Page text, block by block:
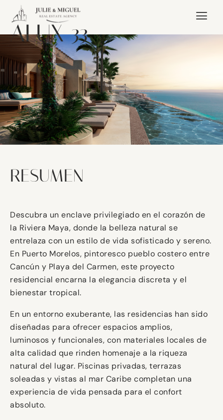
ALUX 33
RESUMEN
Descubra un enclave privilegiado en el corazón de
la Riviera Maya, donde la belleza natural se
entrelaza con un estilo de vida sofisticado y sereno.
En Puerto Morelos, pintoresco pueblo costero entre
Cancún y Playa del Carmen, este proyecto
residencial encarna la elegancia discreta y el
bienestar tropical.
En un entorno exuberante, las residencias han sido
diseñadas para ofrecer espacios amplios,
luminosos y funcionales, con materiales locales de
alta calidad que rinden homenaje a la riqueza
natural del lugar. Piscinas privadas, terrazas
soleadas y vistas al mar Caribe completan una
experiencia de vida pensada para el confort
absoluto.